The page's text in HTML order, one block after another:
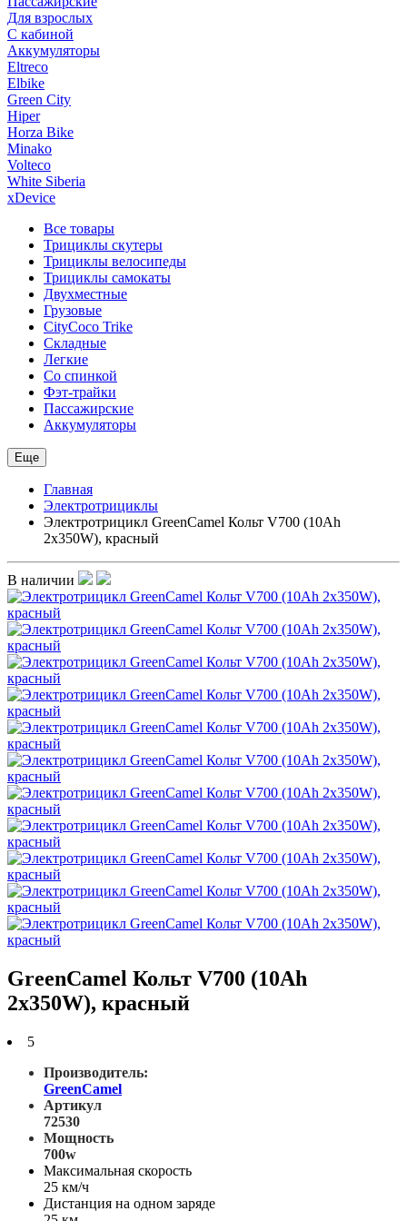
Для взрослых
С кабиной
Аккумуляторы
Eltreco
Elbike
Green City
Hiper
Horza Bike
Minako
Volteco
White Siberia
xDevice
Все товары
Трициклы скутеры
Трициклы велосипеды
Трициклы самокаты
Двухместные
Грузовые
CityCoco Trike
Складные
Легкие
Со спинкой
Фэт-трайки
Пассажирские
Аккумуляторы
Еще
Главная
Электротрициклы
Электротрицикл GreenCamel Кольт V700 (10Ah
2x350W), красный
В наличии
GreenCamel Кольт V700 (10Ah
2x350W), красный
5
Производитель:
GreenCamel
Артикул
72530
Мощность
700w
Максимальная скорость
25 км/ч
Дистанция на одном заряде